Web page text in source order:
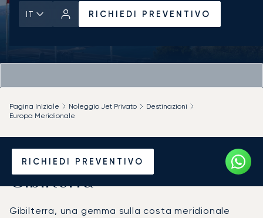
IT RICHIEDI PREVENTIVO
RICHIEDI PREVENTIVO
Pagina Iniziale Noleggio Jet Privato
Destinazioni
Europa Meridionale
Noleggia un Jet Privato per
Gibilterra
Gibilterra, una gemma sulla costa meridionale